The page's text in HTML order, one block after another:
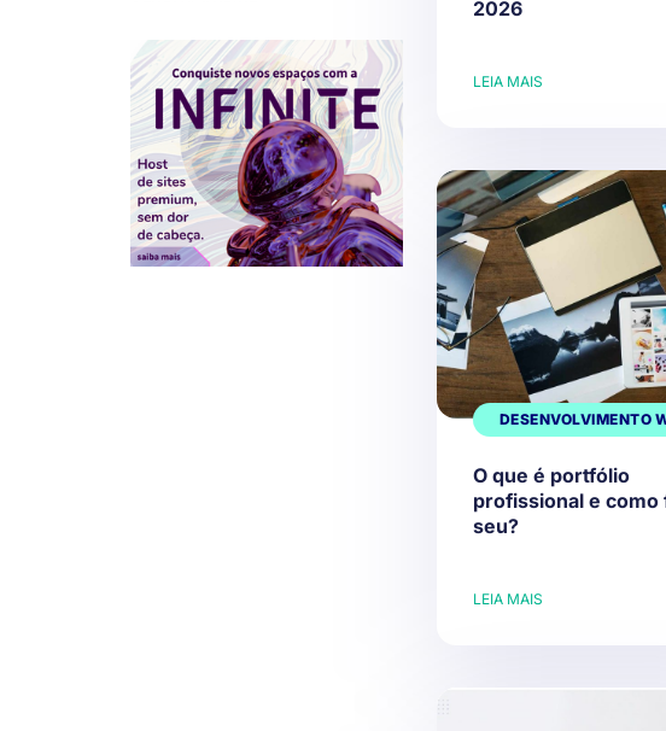
2026
LEIA MAIS
DESENVOLVIMENTO
O que é portfólio
profissional e como
seu?
LEIA MAIS